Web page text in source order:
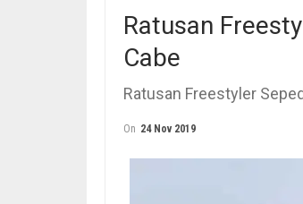
Ratusan
Cabe
Ratusan Freestyler
On 24 Nov 2019